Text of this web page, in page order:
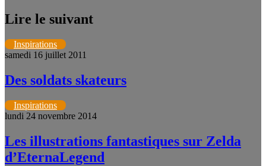
Lire le suivant
Inspirations
samedi 16 juillet 2011
Des soldats skateurs
Inspirations
lundi 24 novembre 2014
Les illustrations fantastiques sur Zelda
d’EternaLegend